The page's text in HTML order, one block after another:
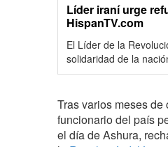
Líder iraní urge
HispanTV.com
El Líder de la
solidaridad de la
Tras varios meses
funcionario del país
el día de Ashura,